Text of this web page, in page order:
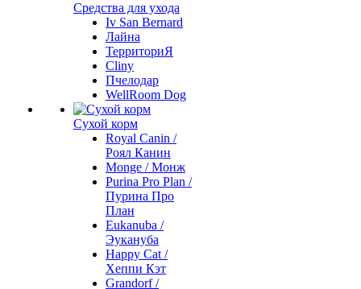
Средства для ухода
Iv San Bernard
Лайна
ТерриториЯ
Cliny
Пчелодар
WellRoom Dog
Сухой корм
Royal Canin /
Роял Канин
Monge / Монж
Purina Pro Plan /
Пурина Про
План
Eukanuba /
Эукануба
Happy Cat /
Хеппи Кэт
Grandorf /